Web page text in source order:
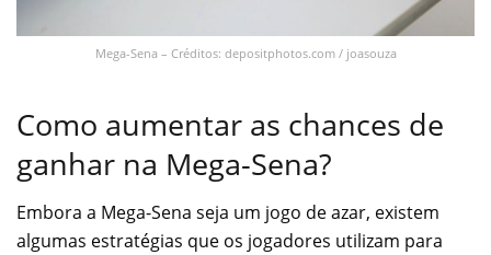
Mega-Sena – Créditos: depositphotos.com / joasouza
Como aumentar as chances de
ganhar na Mega-Sena?
Embora a Mega-Sena seja um jogo de azar, existem
algumas estratégias que os jogadores utilizam para